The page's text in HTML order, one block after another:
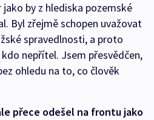
by z hlediska pozemské
Byl zřejmě schopen uvažovat
spravedlnosti, a proto
nepřítel. Jsem přesvědčen,
ohledu na to, co člověk
přece odešel na frontu jako